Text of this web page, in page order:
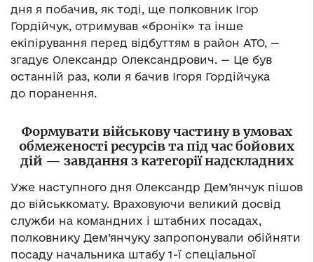
дня я побачив, як тоді, ще полковник Ігор
Гордійчук, отримував «бронік» та інше
екіпірування перед відбуттям в район АТО, —
згадує Олександр Олександрович. — Це був
останній раз, коли я бачив Ігоря Гордійчука
до поранення.
Формувати військову частину в умовах
обмеженості ресурсів та під час бойових
дій — завдання з категорії надскладних
Уже наступного дня Олександр Дем’янчук пішов
до військкомату. Враховуючи великий досвід
служби на командних і штабних посадах,
полковнику Дем’янчуку запропонували обійняти
посаду начальника штабу 1-ї спеціальної